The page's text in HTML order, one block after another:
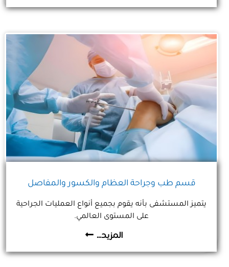
قسم طب وجراحة العظام والكسور والمفاصل
يتميز المستشفى بأنه يقوم بجميع أنواع العمليات الجراحية
على المستوى العالمي.
المزيد...